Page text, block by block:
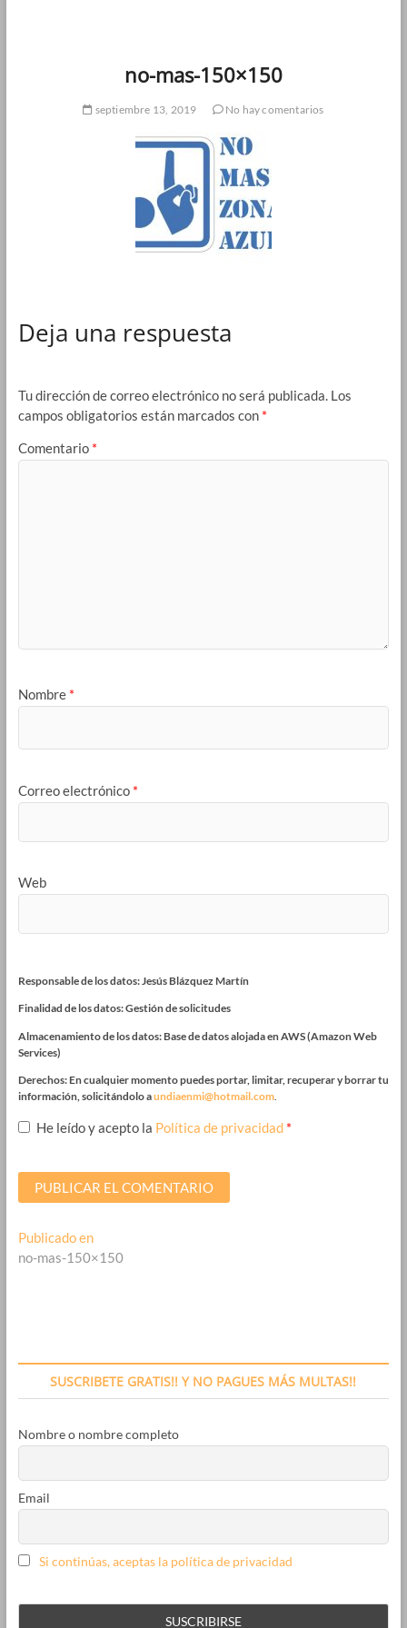
no-mas-150×150
septiembre 13, 2019 No hay comentarios
Deja una respuesta
Tu dirección de correo electrónico no será publicada. Los
campos obligatorios están marcados con *
Comentario *
Nombre *
Correo electrónico *
Web
Responsable de los datos: Jesús Blázquez Martín
Finalidad de los datos: Gestión de solicitudes
Almacenamiento de los datos: Base de datos alojada en AWS (Amazon Web
Services)
Derechos: En cualquier momento puedes portar, limitar, recuperar y borrar tu
información, solicitándolo aundiaenmi@hotmail.com.
He leído y acepto la Política de privacidad *
Navegación
de
Publicado en
no-mas-150×150
SUSCRIBETE GRATIS!! Y NO PAGUES MÁS MULTAS!!
Nombre o nombre completo
Email
Si continúas, aceptas la política de privacidad